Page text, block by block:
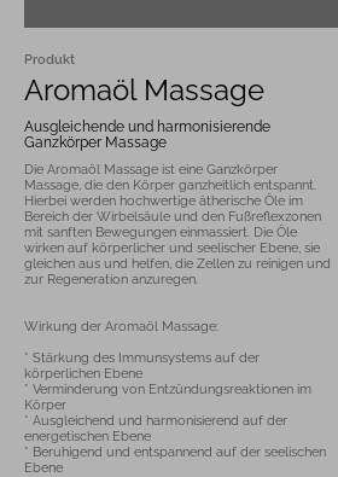
Produkt
Aromaöl Massage
Ausgleichende und harmonisierende
Ganzkörper Massage
Die Aromaöl Massage ist eine Ganzkörper
Massage, die den Körper ganzheitlich entspannt.
Hierbei werden hochwertige ätherische Öle im
Bereich der Wirbelsäule und den Fußreflexzonen
mit sanften Bewegungen einmassiert. Die Öle
wirken auf körperlicher und seelischer Ebene, sie
gleichen aus und helfen, die Zellen zu reinigen und
Wirkung der Aromaöl Massage:
* Stärkung des Immunsystems auf der
körperlichen Ebene
* Verminderung von Entzündungsreaktionen im
Körper
* Ausgleichend und harmonisierend auf der
energetischen Ebene
* Beruhigend und entspannend auf der seelischen
Ebene